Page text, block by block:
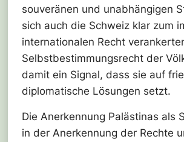
souveränen und unabhängigen
sich auch die Schweiz klar zum
internationalen Recht
Selbstbestimmungsrecht der
damit ein Signal, dass sie auf
diplomatische Lösungen setzt.
Die Anerkennung Palästinas als
in der Anerkennung der Rechte